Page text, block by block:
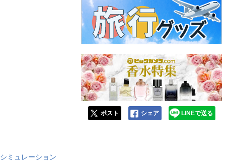
シミュレーション
ポスト シェア LINEで送る